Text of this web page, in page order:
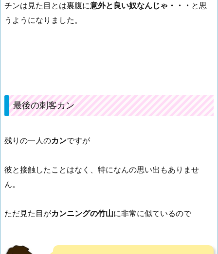
チンは見た目とは裏腹に意外と良い奴なんじゃ・・・ と思
うようになりました。
最後の刺客カン
残りの一人のカンですが
彼と接触したことはなく、特になんの思い出もありませ
ん。
ただ見た目がカンニングの竹山に非常に似ているので